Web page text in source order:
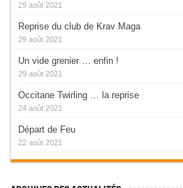
29 août 2021
Reprise du club de Krav Maga
29 août 2021
Un vide grenier … enfin !
29 août 2021
Occitane Twirling … la reprise
24 août 2021
Départ de Feu
22 août 2021